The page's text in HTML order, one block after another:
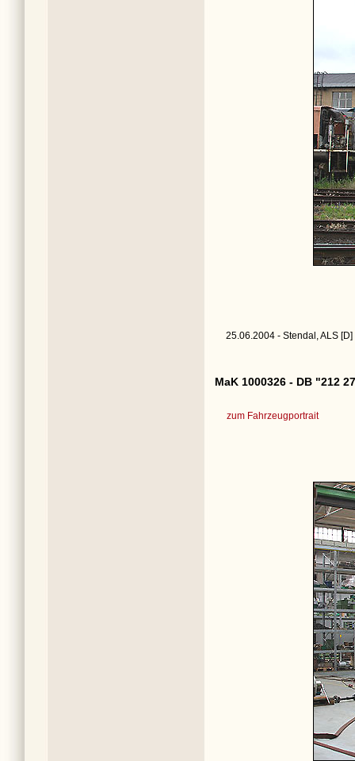
25.06.2004 - Stendal, ALS [D]
MaK 1000326 - DB "212
zum Fahrzeugportrait